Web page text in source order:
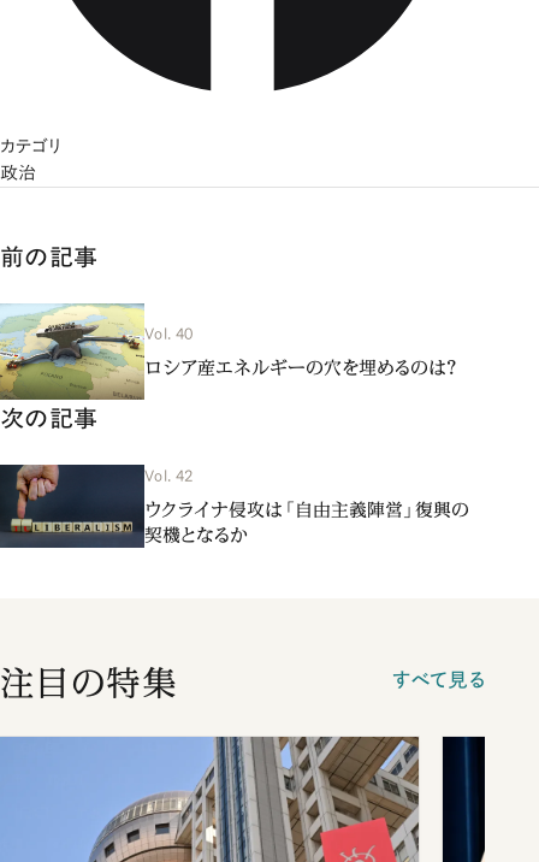
カテゴリ
政治
前の記事
Vol. 40
ロシア産エネルギーの穴を埋めるのは？
次の記事
Vol. 42
ウクライナ侵攻は「自由主義陣営」復興の
契機となるか
注目の特集 すべて見る